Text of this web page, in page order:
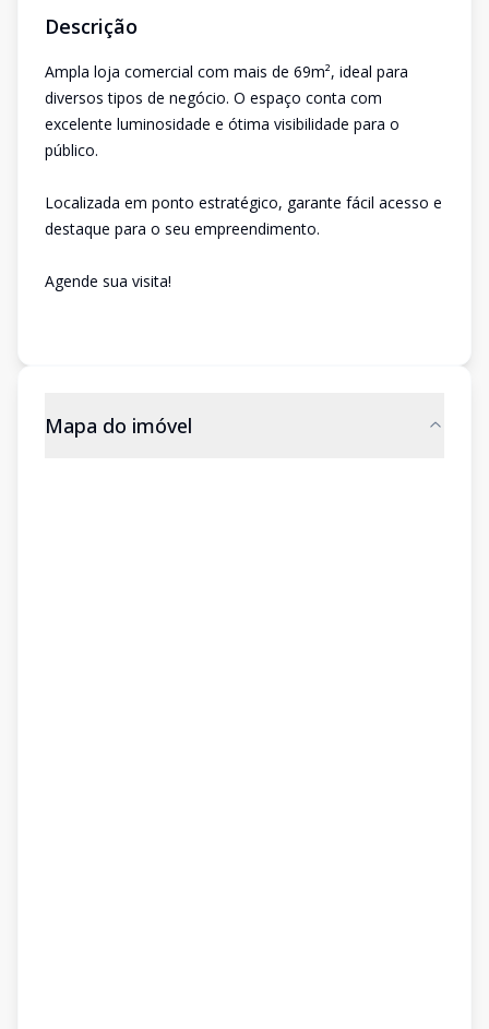
Descrição
Ampla loja comercial com mais de 69m², ideal para
diversos tipos de negócio. O espaço conta com
excelente luminosidade e ótima visibilidade para o
público.
Localizada em ponto estratégico, garante fácil acesso e
destaque para o seu empreendimento.
Agende sua visita!
Mapa do imóvel